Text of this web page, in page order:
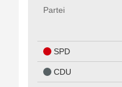
Partei
SPD
CDU